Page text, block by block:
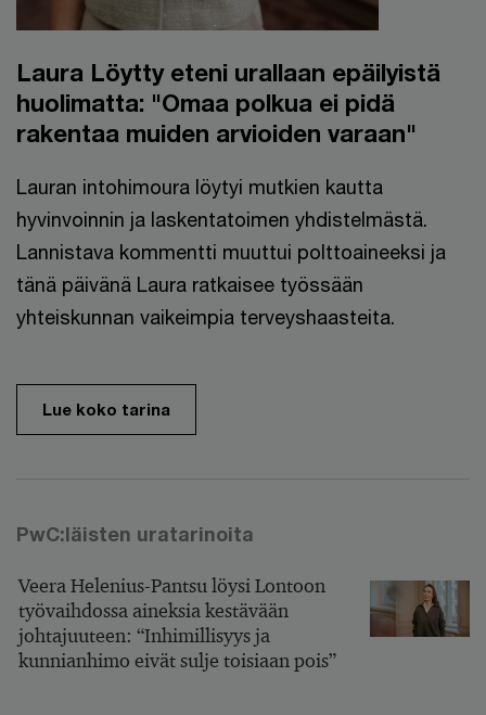
Laura Löytty eteni urallaan epäilyistä
huolimatta: "Omaa polkua ei pidä
rakentaa muiden arvioiden varaan"
Lauran intohimoura löytyi mutkien kautta
hyvinvoinnin ja laskentatoimen yhdistelmästä.
Lannistava kommentti muuttui polttoaineeksi ja
tänä päivänä Laura ratkaisee työssään
yhteiskunnan vaikeimpia terveyshaasteita.
Lue koko tarina
PwC:läisten uratarinoita
Veera Helenius-Pantsu löysi Lontoon
työvaihdossa aineksia kestävään
johtajuuteen: “Inhimillisyys ja
kunnianhimo eivät sulje toisiaan pois”